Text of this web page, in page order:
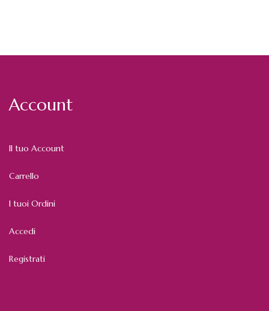
Account
Il tuo Account
Carrello
I tuoi Ordini
Accedi
Registrati